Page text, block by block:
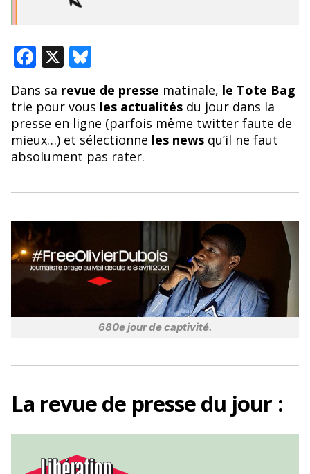
F
e
b
o
o
k
X Bl
u
e
sk
y
Dans sa revue de presse matinale, le Tote Bag
trie pour vous les actualitésdu jour dans la
presse en ligne (parfois même twitter faute de
mieux…) et sélectionne les newsqu’il ne faut
absolument pas rater.
680e jour de captivité.
La revue de pressedu jour :